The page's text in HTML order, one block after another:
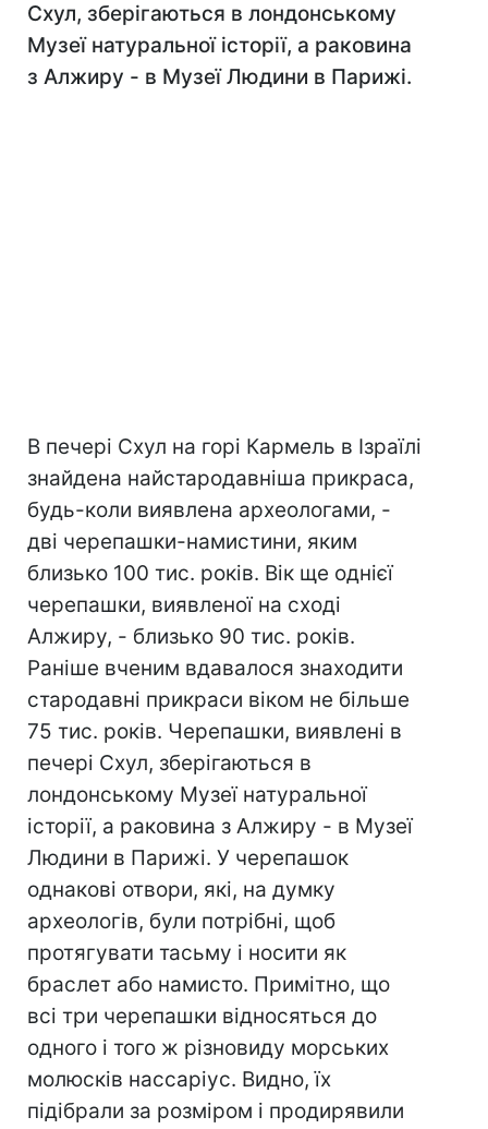
Схул, зберігаються в лондонському
Музеї натуральної історії, а раковина
з Алжиру - в Музеї Людини в Парижі.
В печері Схул на горі Кармель в Ізраїлі
знайдена найстародавніша прикраса,
будь-коли виявлена археологами, -
дві черепашки-намистини, яким
близько 100 тис. років. Вік ще однієї
черепашки, виявленої на сході
Алжиру, - близько 90 тис. років.
Раніше вченим вдавалося знаходити
стародавні прикраси віком не більше
75 тис. років. Черепашки, виявлені в
печері Схул, зберігаються в
лондонському Музеї натуральної
історії, а раковина з Алжиру - в Музеї
Людини в Парижі. У черепашок
однакові отвори, які, на думку
археологів, були потрібні, щоб
протягувати тасьму і носити як
браслет або намисто. Примітно, що
всі три черепашки відносяться до
одного і того ж різновиду морських
молюсків нассаріус. Видно, їх
підібрали за розміром і продирявили